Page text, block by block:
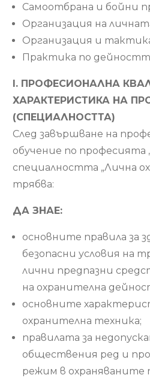
Самоотбрана и бойни
Организация на
Организация и
Практика по
I. ПРОФЕСИОНАЛНА
ХАРАКТЕРИСТИКА НА
(СПЕЦИАЛНОСТТА)
След завършване на
обучение по професията
специалността „Лична
трябва:
ДА ЗНАЕ:
основните правила за
безопасни условия на
лични предпазни
на охранителна
основните
охранителна техника;
правилата за
обществения ред и
режим в